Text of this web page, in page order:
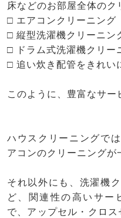
床などのお部屋全体のク
□ エアコンクリーニング
□ 縦型洗濯機クリーニン
□ ドラム式洗濯機クリー
□ 追い炊き配管をきれい
このように、豊富なサー
ハウスクリーニングで
アコンのクリーニングが
それ以外にも、洗濯機
ど、関連性の高いサー
で、アップセル・クロ